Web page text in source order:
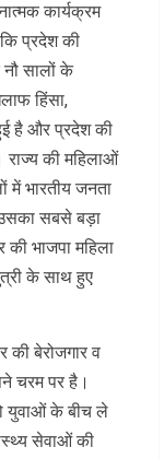
कार्यक्रम
प्रदेश की
नौ सालों के
हिंसा,
है और प्रदेश की
की महिलाओं
भारतीय जनता
सबसे बड़ा
की भाजपा महिला
के साथ हुए
की बेरोजगार व
चरम पर है।
युवाओं के बीच ले
सेवाओं की